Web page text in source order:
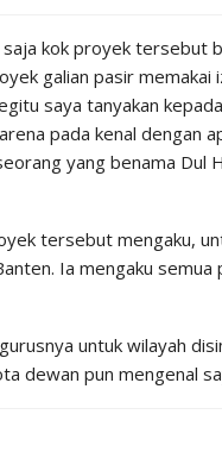
kok proyek tersebut
galian pasir memakai
saya tanyakan
pada kenal dengan
yang benama Dul
tersebut mengaku,
Ia mengaku semua
untuk wilayah
dewan pun mengenal